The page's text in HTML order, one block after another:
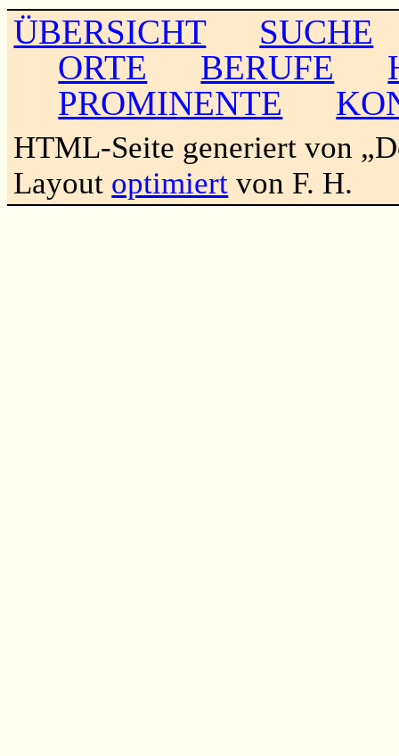
ÜBERSICHT
SUCHE
ORTE
BERUFE
PROMINENTE
HTML-Seite generiert von
Layout optimiert von F. H.